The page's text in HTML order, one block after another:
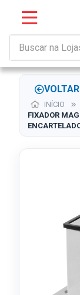
VOLTAR
INÍCIO
FIXADOR